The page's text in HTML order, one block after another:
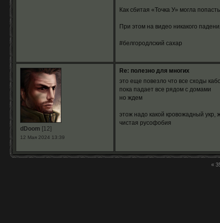
Как сбитая «Точка У» могла
При этом на видео никакого
#белгородлский сахар
dDoom [12]
12 Мая 2024 13:39
Re: полезно для многих
это еще повезло что все сходы
пока падает все рядом с домами
но ждем
этож надо какой кровожадный укр,
чистая русофобия
«